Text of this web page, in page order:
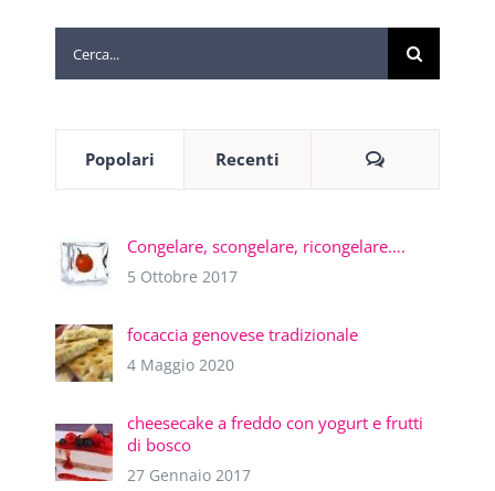
Cerca
per:
Popolari Recenti Commenti
Congelare, scongelare, ricongelare….
5 Ottobre 2017
focaccia genovese tradizionale
4 Maggio 2020
cheesecake a freddo con yogurt e frutti
di bosco
27 Gennaio 2017